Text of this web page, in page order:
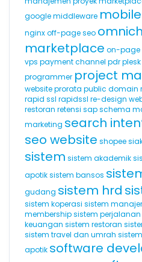
googlemiddleware
nginxoff-page seo
marketplace on-page
vps payment channel pdrplesk
programmer project
websiteprorata public domain
rapid ssl rapidssl re-design
restoran retensi sapschema
marketing search
seo website shopee
sistem sistem akademik
apotiksistem bansos
gudang sistem hrd
sistem koperasi sistem
membershipsistem
keuangan sistem restoran
sistem travel dan umrah
apotik software